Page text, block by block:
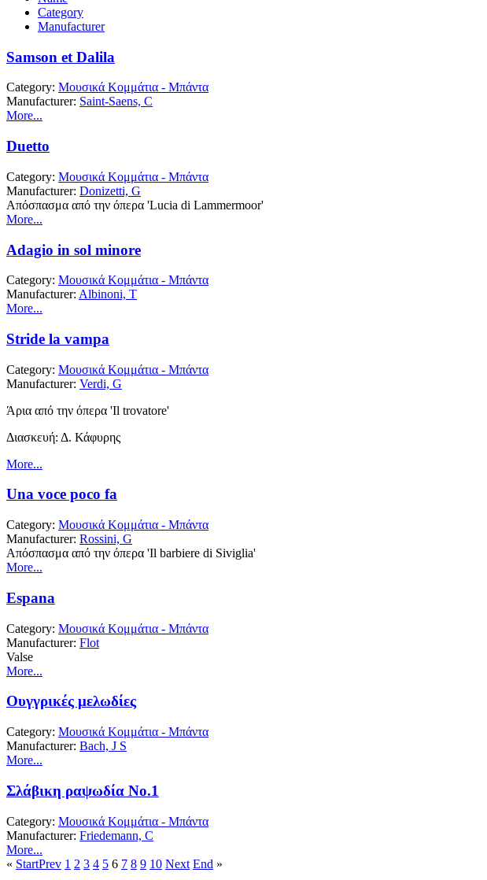
Category
Manufacturer
Samson et Dalila
Category: Μουσικά Κομμάτια - Μπάντα
Manufacturer: Saint-Saens, C
More...
Duetto
Category: Μουσικά Κομμάτια - Μπάντα
Manufacturer: Donizetti, G
Απόσπασμα από την όπερα 'Lucia di Lammermoor'
More...
Adagio in sol minore
Category: Μουσικά Κομμάτια - Μπάντα
Manufacturer: Albinoni, T
More...
Stride la vampa
Category: Μουσικά Κομμάτια - Μπάντα
Manufacturer: Verdi, G
Άρια από την όπερα 'Il trovatore'
Διασκευή: Δ. Κάφυρης
More...
Una voce poco fa
Category: Μουσικά Κομμάτια - Μπάντα
Manufacturer: Rossini, G
Απόσπασμα από την όπερα 'Il barbiere di Siviglia'
More...
Espana
Category: Μουσικά Κομμάτια - Μπάντα
Manufacturer: Flot
Valse
More...
Ουγγρικές μελωδίες
Category: Μουσικά Κομμάτια - Μπάντα
Manufacturer: Bach, J S
More...
Σλάβικη ραψωδία Νο.1
Category: Μουσικά Κομμάτια - Μπάντα
Manufacturer: Friedemann, C
More...
« StartPrev 1 2 3 4 5 6 7 8 9 10 Next End »